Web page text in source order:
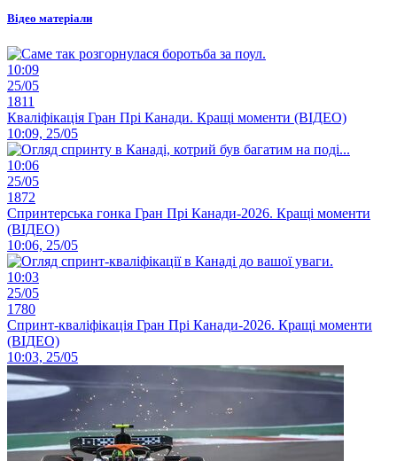
Відео матеріали
10:09
25/05
1811
Кваліфікація Гран Прі Канади. Кращі моменти (ВІДЕО)
10:09, 25/05
10:06
25/05
1872
Спринтерська гонка Гран Прі Канади-2026. Кращі моменти
(ВІДЕО)
10:06, 25/05
10:03
25/05
1780
Спринт-кваліфікація Гран Прі Канади-2026. Кращі моменти
(ВІДЕО)
10:03, 25/05